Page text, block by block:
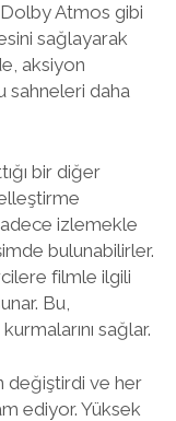
Dolby Atmos gibi
sağlayarak
aksiyon
sahneleri daha
bir diğer
izlemekle
bulunabilirler.
filmle ilgili
Bu,
sağlar.
değiştirdi ve her
ediyor. Yüksek